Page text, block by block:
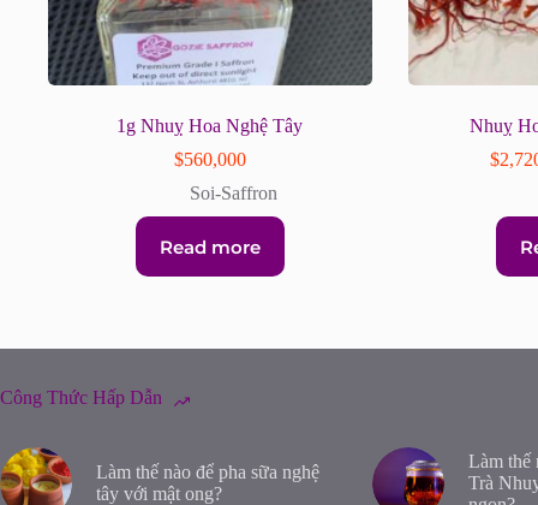
1g Nhuỵ Hoa Nghệ Tây
$560,000
Soi-Saffron
Read more
Nhuỵ
$
Công Thức Hấp Dẫn
Làm thế nào để pha sữa nghệ
tây với mật ong?
Làm thế
Trà